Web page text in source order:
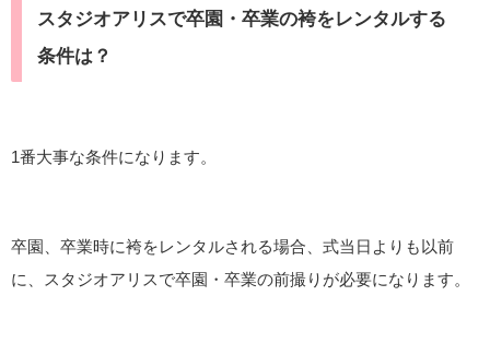
スタジオアリスで卒園・卒業の袴をレンタルする
条件は？
1番大事な条件になります。
卒園、卒業時に袴をレンタルされる場合、式当日よりも以前
に、スタジオアリスで卒園・卒業の前撮りが必要になります。